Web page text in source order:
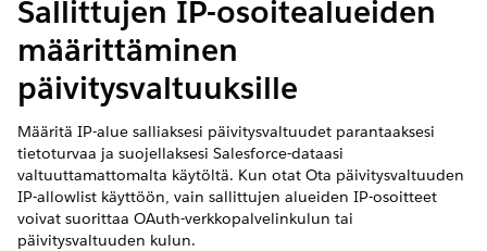
Sallittujen IP-osoitealueiden
määrittäminen
päivitysvaltuuksille
Määritä IP-alue salliaksesi päivitysvaltuudet parantaaksesi
tietoturvaa ja suojellaksesi Salesforce-dataasi
valtuuttamattomalta käytöltä. Kun otat Ota päivitysvaltuuden
IP-allowlist käyttöön, vain sallittujen alueiden IP-osoitteet
voivat suorittaa OAuth-verkkopalvelinkulun tai
päivitysvaltuuden kulun.